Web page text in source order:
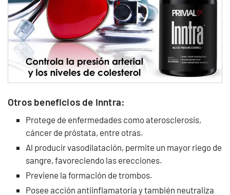
Otros beneficios de Inntra:
Protege de enfermedades como aterosclerosis,
cáncer de próstata, entre otras.
Al producir vasodilatación, permite un mayor riego de
sangre, favoreciendo las erecciones.
Previene la formación de trombos.
Posee acción antiinflamatoria y también neutraliza